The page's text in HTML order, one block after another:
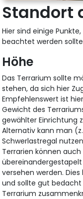
Standort
Hier sind einige
beachtet werden
Höhe
Das Terrarium sollte
stehen, da sich hier
Empfehlenswert ist
Gewicht des
gewählter Einrichtung
Alternativ kann man
Schwerlastregal
Terrarien können
versehen werden.
und sollte gut
Terrarium